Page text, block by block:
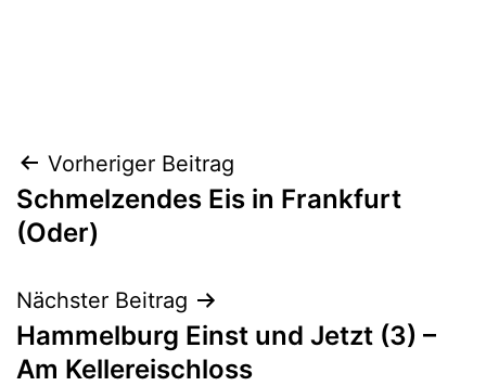
Beitragsnavigation
Vorheriger Beitrag
Schmelzendes Eis in Frankfurt
(Oder)
Nächster Beitrag
Hammelburg Einst und Jetzt (3) –
Am Kellereischloss